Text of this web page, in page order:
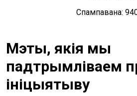
Спампавана:
Мэты, якія мы
падтрымліваем
ініцыятыву